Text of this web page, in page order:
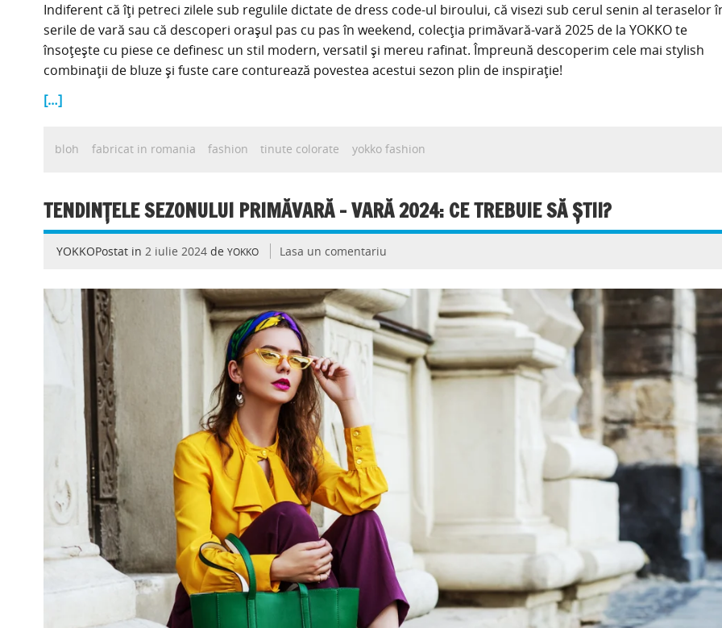
Indiferent că îți petreci zilele sub regulile dictate de dress code-ul biroului, că visezi sub cerul senin al teraselor
serile de vară sau că descoperi orașul pas cu pas în weekend, colecția primăvară-vară 2025 de la YOKKO te
însoțește cu piese ce definesc un stil modern, versatil și mereu rafinat. Împreună descoperim cele mai stylish
combinații de bluze și fuste care conturează povestea acestui sezon plin de inspirație!
[…]
bloh fabricat in romania fashion tinute colorate yokko fashion
TENDINȚELE SEZONULUI PRIMĂVARĂ – VARĂ 2024: CE TREBUIE SĂ ȘTII?
YOKKOPostat in 2 iulie 2024de YOKKO Lasa un comentariu